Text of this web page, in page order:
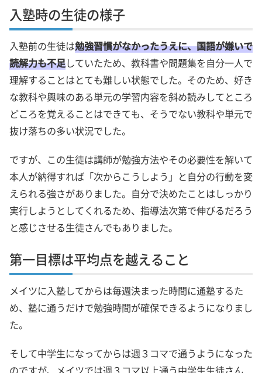
入塾時の生徒の様子
入塾前の生徒は勉強習慣がなかったうえに、国語が嫌いで
読解力も不足していたため、教科書や問題集を自分一人で
理解することはとても難しい状態でした。そのため、好き
な教科や興味のある単元の学習内容を斜め読みしてところ
どころを覚えることはできても、そうでない教科や単元で
抜け落ちの多い状況でした。
ですが、この生徒は講師が勉強方法やその必要性を解いて
本人が納得すれば「次からこうしよう」と自分の行動を変
えられる強さがありました。自分で決めたことはしっかり
実行しようとしてくれるため、指導法次第で伸びるだろう
と感じさせる生徒さんでもありました。
第一目標は平均点を越えること
メイツに入塾してからは毎週決まった時間に通塾するた
め、塾に通うだけで勉強時間が確保できるようになりまし
た。
そして中学生になってからは週３コマで通うようになった
のですが、メイツでは週３コマ以上通う中学生生徒さん